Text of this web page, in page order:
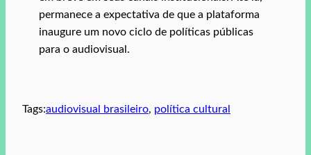
permanece a expectativa de que a plataforma
inaugure um novo ciclo de políticas públicas
para o audiovisual.
Tags:audiovisual brasileiro, política cultural